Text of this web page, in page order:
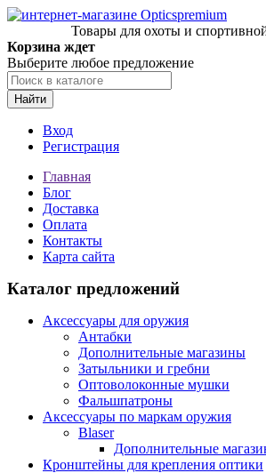
Товары для охоты и
Корзина ждет
Выберите любое предложение
Найти
Вход
Регистрация
Главная
Блог
Доставка
Оплата
Контакты
Карта сайта
Каталог предложений
Аксессуары для оружия
Антабки
Дополнительные магазины
Затыльники и гребни
Оптоволоконные мушки
Фальшпатроны
Аксессуары по маркам оружия
Blaser
Дополнительные
Кронштейны для крепления оптики